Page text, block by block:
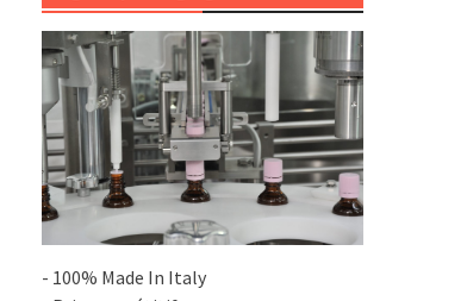
- 100% Made In Italy